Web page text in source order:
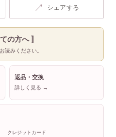
↗ シェアする
の方へ 〛
読みください。
返品・交換
詳しく見る →
クレジットカード